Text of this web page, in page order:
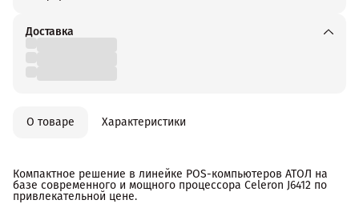
Доставка
О товаре Характеристики
Компактное решение в линейке POS-компьютеров АТОЛ на
базе современного и мощного процессора Celeron J6412 по
привлекательной цене.